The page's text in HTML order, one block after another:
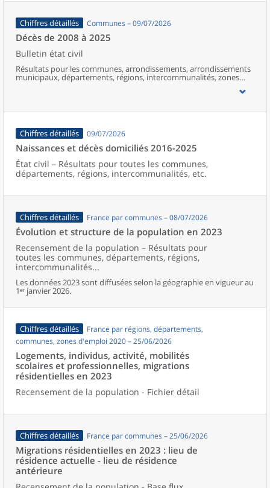
Chiffres détaillés Communes – 09/07/2026
Décès de 2008 à 2025
Bulletin état civil
Résultats pour les communes, arrondissements, arrondissements
municipaux, départements, régions, intercommunalités, zones
d’emploi, bassins de vie, unités urbaines et aires d’attraction des
Chiffres détaillés 09/07/2026
Naissances et décès domiciliés 2016-2025
État civil – Résultats pour toutes les communes,
départements, régions, intercommunalités, etc.
Chiffres détaillés France par communes – 08/07/2026
Évolution et structure de la population en 2023
Recensement de la population – Résultats pour
toutes les communes, départements, régions,
intercommunalités...
Les données 2023 sont diffusées selon la géographie en vigueur au
1ᵉʳ janvier 2026.
Chiffres détaillés
France par régions, départements,
communes, zones d'emploi 2020 – 25/06/2026
Logements, individus, activité, mobilités
scolaires et professionnelles, migrations
résidentielles en 2023
Recensement de la population - Fichier détail
Chiffres détaillés France par communes – 25/06/2026
Migrations résidentielles en 2023 : lieu de
résidence actuelle - lieu de résidence
antérieure